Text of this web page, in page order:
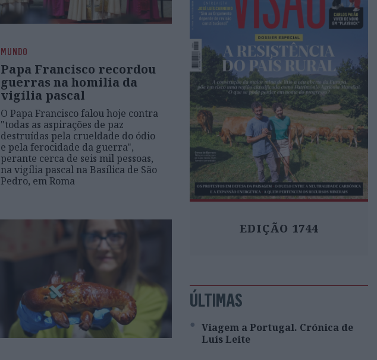
MUNDO
Papa Francisco recordou
guerras na homilia da
vigília pascal
O Papa Francisco falou hoje contra
"todas as aspirações de paz
destruídas pela crueldade do ódio
e pela ferocidade da guerra",
perante cerca de seis mil pessoas,
na vigília pascal na Basílica de São
Pedro, em Roma
EDIÇÃO 1744
ÚLTIMAS
Viagem a Portugal. Crónica de
Luís Leite